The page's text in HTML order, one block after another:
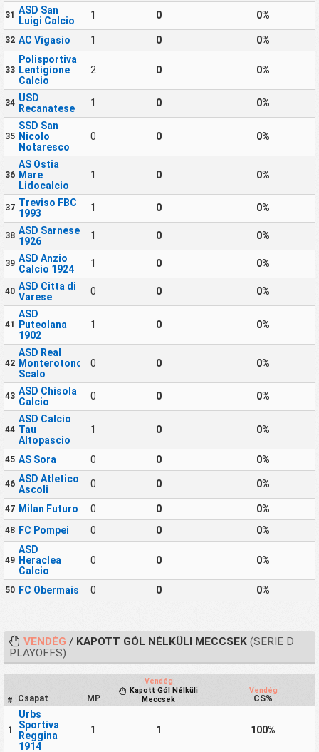
31 ASD San
Luigi Calcio
1 0 0%
32 AC Vigasio 1 0 0%
33
Polisportiva
Lentigione
Calcio
2 0 0%
34 USD
Recanatese
1 0 0%
35
SSD San
Nicolo
Notaresco
0 0 0%
36
AS Ostia
Mare
Lidocalcio
1 0 0%
37 Treviso FBC
1993
1 0 0%
38 ASD Sarnese
1926
1 0 0%
39 ASD Anzio
Calcio 1924
1 0 0%
40 ASD Citta di
Varese
0 0 0%
41
ASD
Puteolana
1902
1 0 0%
42
ASD Real
Monterotondo
Scalo
0 0 0%
43 ASD Chisola
Calcio
0 0 0%
44
ASD Calcio
Tau
Altopascio
1 0 0%
45 AS Sora 0 0 0%
46 ASD Atletico
Ascoli
0 0 0%
47 Milan Futuro 0 0 0%
48 FC Pompei 0 0 0%
49
ASD
Heraclea
Calcio
0 0 0%
50 FC Obermais 0 0 0%
VENDÉG /KAPOTT GÓL NÉLKÜLI MECCSEK(SERIE D
PLAYOFFS)
# Csapat MP
Vendég
Kapott Gól Nélküli
Meccsek
Vendég
CS%
1
Urbs
Sportiva
Reggina
1914
1 1 100%